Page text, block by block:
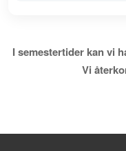
I semestertider kan vi
Vi